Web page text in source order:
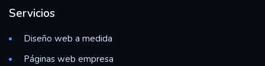
Servicios
Diseño web a medida
Páginas web empresa